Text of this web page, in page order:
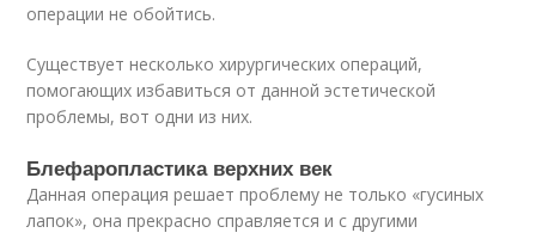
операции не обойтись.
Существует несколько хирургических операций,
помогающих избавиться от данной эстетической
проблемы, вот одни из них.
Блефаропластика верхних век
Данная операция решает проблему не только «гусиных
лапок», она прекрасно справляется и с другими